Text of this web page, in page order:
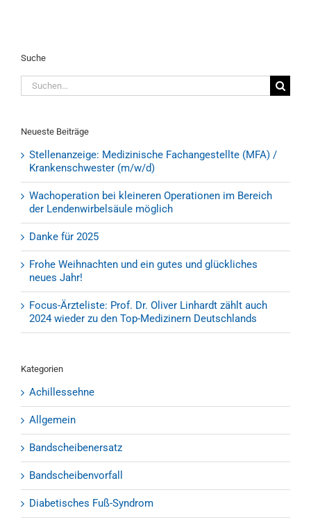
Suche
Suche
nach:
Neueste Beiträge
Stellenanzeige: Medizinische Fachangestellte (MFA) /
Krankenschwester (m/w/d)
Wachoperation bei kleineren Operationen im Bereich
der Lendenwirbelsäule möglich
Danke für 2025
Frohe Weihnachten und ein gutes und glückliches
neues Jahr!
Focus-Ärzteliste: Prof. Dr. Oliver Linhardt zählt auch
2024 wieder zu den Top-Medizinern Deutschlands
Kategorien
Achillessehne
Allgemein
Bandscheibenersatz
Bandscheibenvorfall
Diabetisches Fuß-Syndrom